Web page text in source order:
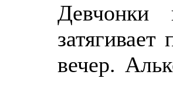
Девчонки
вечер.